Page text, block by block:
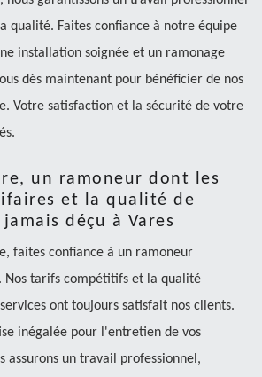
qualité. Faites confiance à notre équipe
installation soignée et un ramonage
dès maintenant pour bénéficier de nos
Votre satisfaction et la sécurité de votre
un ramoneur dont les
et la qualité de
déçu à Vares
faites confiance à un ramoneur
Nos tarifs compétitifs et la qualité
ont toujours satisfait nos clients.
inégalée pour l'entretien de vos
assurons un travail professionnel,